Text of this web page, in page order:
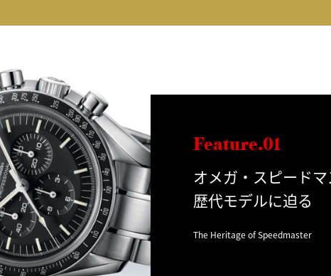
Feature.01
オメガ・スピード
歴代モデルに迫る
The Heritage of Speedmaster